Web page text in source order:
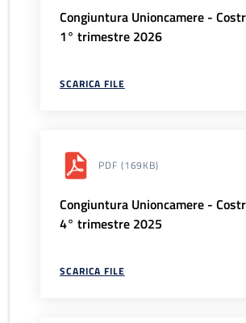
Congiuntura Unioncamere -
1° trimestre 2026
SCARICA FILE
PDF (169KB)
Congiuntura Unioncamere -
4° trimestre 2025
SCARICA FILE